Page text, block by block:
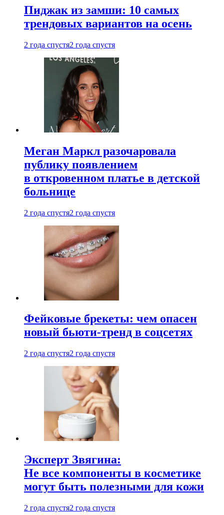
Пиджак из замши: 10 самых
трендовых вариантов на осень
2 года спустя2 года спустя
Меган Маркл разочаровала
публику появлением
в откровенном платье в детской
больнице
2 года спустя2 года спустя
Фейковые брекеты: чем опасен
новый бьюти-тренд в соцсетях
2 года спустя2 года спустя
Эксперт Звягина:
Не все компоненты в косметике
могут быть полезными для кожи
2 года спустя2 года спустя